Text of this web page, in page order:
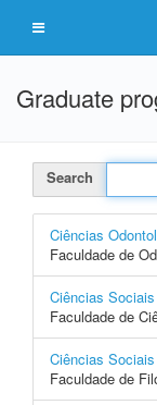
Graduate
Search
Ciências
Faculdade de
Ciências
Faculdade de
Ciências
Faculdade de